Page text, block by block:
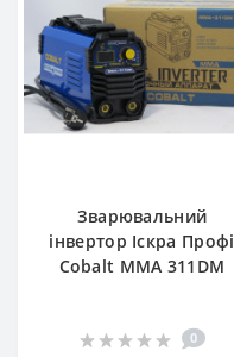
Зварювальний
інвертор Іскра Профі
Cobalt ММА 311DM
0